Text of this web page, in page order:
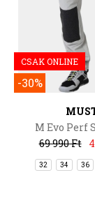
CSAK ONLINE
-30%
M Evo Perf
69 990 Ft
32 34 36